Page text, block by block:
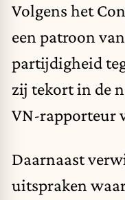
Volgens het
een patroon
partijdigheid
zij tekort in de
VN-rapporteur
Daarnaast
uitspraken